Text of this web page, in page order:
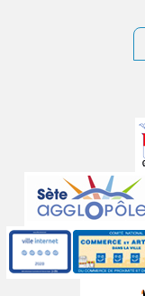
partenaires
Labels